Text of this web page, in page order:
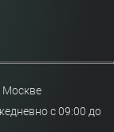
Москве
с 09:00 до